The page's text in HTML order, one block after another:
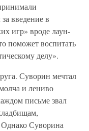
введение в
игр» вроде лаун-
поможет воспитать
делу».
Суворин мечтал
и лениво
письме звал
Суворина